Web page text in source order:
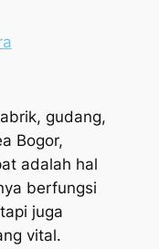
gudang,
Bogor,
adalah hal
berfungsi
juga
vital.